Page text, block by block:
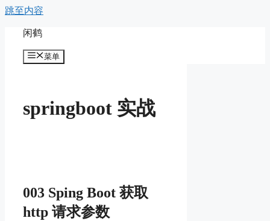
跳至内容
闲鹤
菜单
springboot 实战
003 Sping Boot 获取
http 请求参数